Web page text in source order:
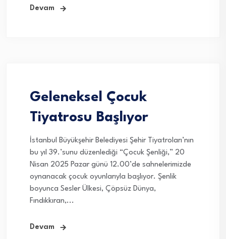
Devam
Geleneksel Çocuk
Tiyatrosu Başlıyor
İstanbul Büyükşehir Belediyesi Şehir Tiyatroları’nın
bu yıl 39.’sunu düzenlediği “Çocuk Şenliği,” 20
Nisan 2025 Pazar günü 12.00’de sahnelerimizde
oynanacak çocuk oyunlarıyla başlıyor. Şenlik
boyunca Sesler Ülkesi, Çöpsüz Dünya,
Fındıkkıran,...
Devam